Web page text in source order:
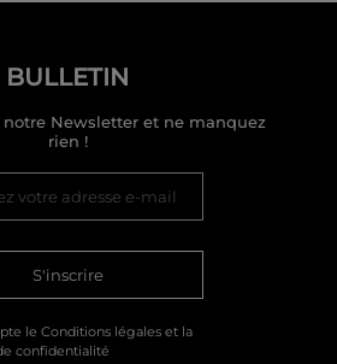
BULLETIN
notre Newsletter et ne manquez
rien !
S'inscrire
le Conditions légales et la
confidentialité